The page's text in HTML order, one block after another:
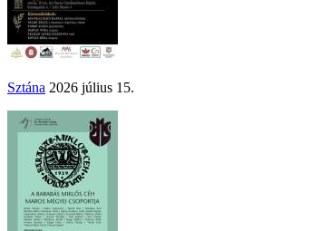
Sztána 2026 július 15.